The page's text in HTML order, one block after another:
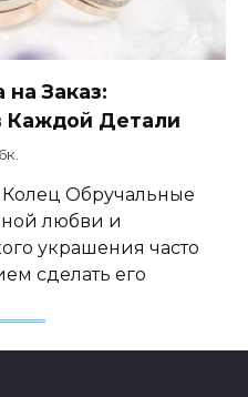
Заказ:
Каждой Детали
Обручальные
любви и
украшения часто
сделать его